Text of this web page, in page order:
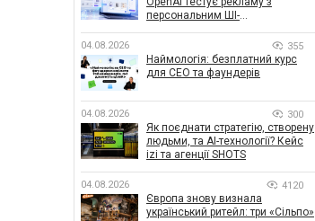
персональним ШІ-
04.08.2026 355
Наймологія: безплатний курс
для CEO та фаундерів
04.08.2026 300
Як поєднати стратегію, створену
людьми, та AI-технології? Кейс
izi та агенції SHOTS
04.08.2026 4120
Європа знову визнала
український ритейл: три «Сільпо»